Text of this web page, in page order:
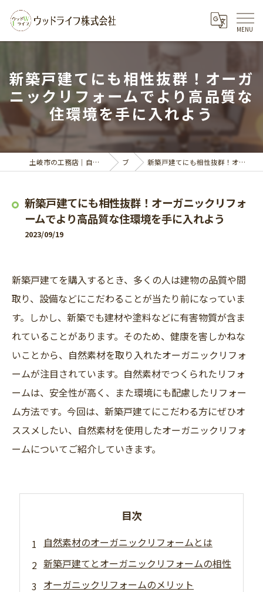
新築戸建てにも相性抜群！オーガ
ニックリフォームでより高品質な
住環境を手に入れよう
土岐市の工務店｜自然素材の家づくりならウッドライフ株式会社 ブログ 新築戸建てにも相性抜群！オーガニックリフォームでより高品質な住環境を手に入れよう
新築戸建てにも相性抜群！オーガニックリフォ
ームでより高品質な住環境を手に入れよう
2023/09/19
新築戸建てを購入するとき、多くの人は建物の品質や間
取り、設備などにこだわることが当たり前になっていま
す。しかし、新築でも建材や塗料などに有害物質が含ま
れていることがあります。そのため、健康を害しかねな
いことから、自然素材を取り入れたオーガニックリフォ
ームが注目されています。自然素材でつくられたリフォ
ームは、安全性が高く、また環境にも配慮したリフォー
ム方法です。今回は、新築戸建てにこだわる方にぜひオ
ススメしたい、自然素材を使用したオーガニックリフォ
ームについてご紹介していきます。
目次
自然素材のオーガニックリフォームとは
新築戸建てとオーガニックリフォームの相性
オーガニックリフォームのメリット